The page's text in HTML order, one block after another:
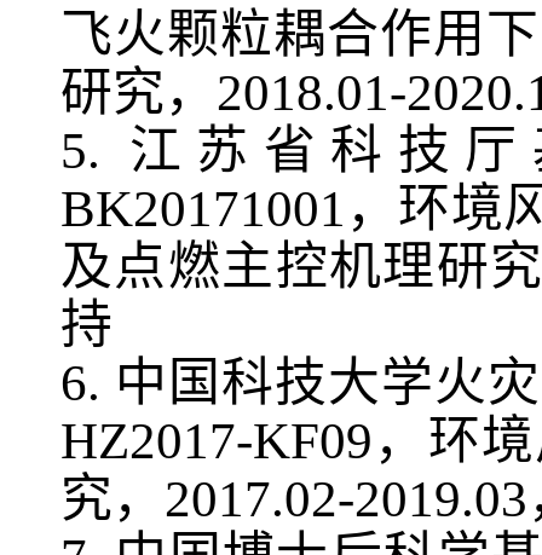
飞火颗粒耦合作用
研究， 2018.01-
5.
江苏省科技
BK20171001 ，环境
及点燃主控机理研
持
6. 中国科技大学火
HZ2017-KF09 ，环
究， 2017.02-2019.03